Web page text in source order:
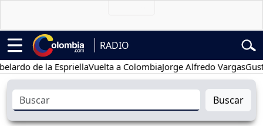
RADIO
de la EspriellaVuelta a ColombiaJorge Alfredo VargasGustavo
Buscar